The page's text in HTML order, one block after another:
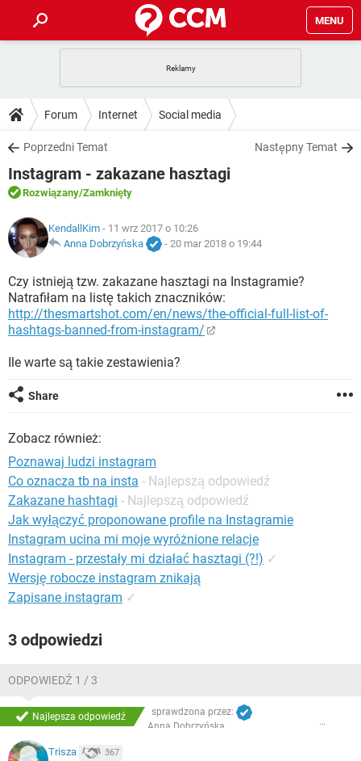
MENU
GRY WHATSAPP
SPOTIFY
INSTAGRAM FACEBOOK
WINDOWS 10
PORADY
PlayStation
SPOTIFY
INSTAGRAM
WINDOWS 10
DO POBRANIA
ANDROID TIKTOK
GRY
IOS NETFLIX
INSTAGRAM
WINDOWS 10
FORUM
COVID-19
GRY WHATSAPP
INSTAGRAM FACEBOOK
WINDOWS 10
ARTYKUŁY
COVID-19
GRY WHATSAPP
SPOTIFY NETFLIX
INSTAGRAM FACEBOOK
WINDOWS 10
Forum Internet Social media
Poprzedni Temat Następny Temat
Instagram - zakazane hasztagi
Rozwiązany/Zamknięty
KendallKim - 11 wrz 2017 o 10:26
Anna Dobrzyńska
- 20 mar 2018 o 19:44
Czy istnieją tzw. zakazane hasztagi na Instagramie?
Natrafiłam na listę takich znaczników:
http://thesmartshot.com/en/news/the-official-full-list-of-
hashtags-banned-from-instagram/
Ile warte są takie zestawienia?
Share
Zobacz również:
Poznawaj ludzi instagram
Co oznacza tb na insta - Najlepszą odpowiedź
Zakazane hashtagi - Najlepszą odpowiedź
Jak wyłączyć proponowane profile na Instagramie
Instagram ucina mi moje wyróżnione relacje
Instagram - przestały mi działać hasztagi (?!) ✓
Wersję robocze instagram znikają
Zapisane instagram ✓
3 odpowiedzi
ODPOWIEDŹ 1 / 3
Najlepsza odpowiedź
sprawdzona przez:
Anna Dobrzyńska
Trisza 367